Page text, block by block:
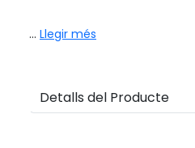
... Llegir més
Detalls del Producte